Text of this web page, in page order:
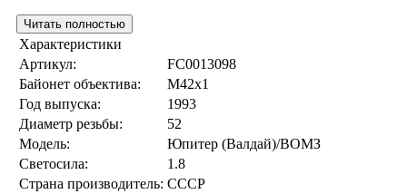
Читать полностью
Характеристики
Артикул:
FC0013098
Байонет объектива:
M42x1
Год выпуска:
1993
Диаметр резьбы:
52
Модель:
Юпитер (Валдай)/ВОМЗ
Светосила:
1.8
Страна производитель: СССР